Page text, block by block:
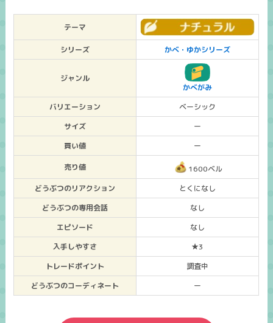
テーマ
シリーズ かべ・ゆかシリーズ
ジャンル
かべがみ
バリエーション
ベーシック
サイズ
ー
買い値
ー
売り値
1600ベル
どうぶつのリアクション
とくになし
どうぶつの専用会話
なし
エピソード
なし
入手しやすさ
★3
トレードポイント
調査中
どうぶつのコーディネート
ー